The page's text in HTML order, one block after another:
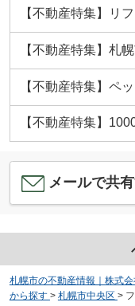
【不動産特集】リ
【不動産特集】札
【不動産特集】ペ
【不動産特集】
メールで共
札幌市の不動産情報｜株式
から探す > 札幌市中央区 >